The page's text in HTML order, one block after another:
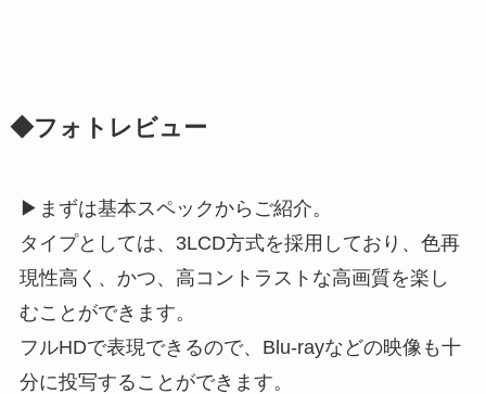
◆フォトレビュー
▶まずは基本スペックからご紹介。
タイプとしては、3LCD方式を採用しており、色再
現性高く、かつ、高コントラストな高画質を楽し
むことができます。
フルHDで表現できるので、Blu-rayなどの映像も十
分に投写することができます。